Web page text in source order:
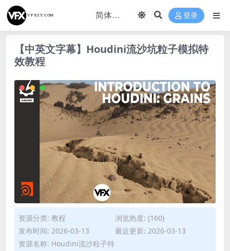
登录
【中英文字幕】Houdini流沙坑粒子模拟特
效教程
资源分类: 教程
浏览热度: (160)
发布时间: 2026-03-13
最近更新: 2026-03-13
资源名称: Houdini流沙粒子特